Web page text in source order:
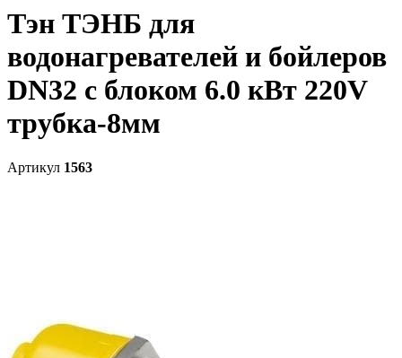
Тэн ТЭНБ для
водонагревателей и бойлеров
DN32 с блоком 6.0 кВт 220V
трубка-8мм
Артикул 1563